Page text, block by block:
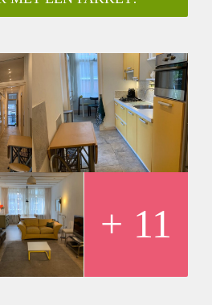
schuin tegenover station, bij
Uilenburg om de hoek.
nieuwe tegelvloeren met
royale koelkast,
inloopdouche en design
met wandcloset en fontein.
en wasdroger.
+ 11